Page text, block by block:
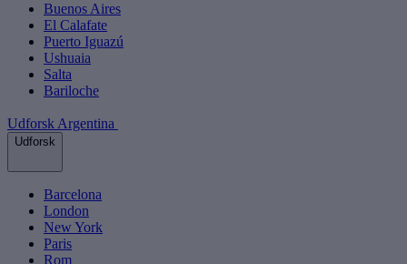
Buenos Aires
El Calafate
Puerto Iguazú
Ushuaia
Salta
Bariloche
Udforsk Argentina
Udforsk
Barcelona
London
New York
Paris
Rom